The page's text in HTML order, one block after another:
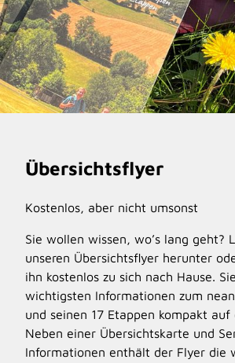
Übersichtsflyer
Kostenlos, aber nicht umsonst
Sie wollen wissen, wo’s lang geht?
unseren Übersichtsflyer herunter
ihn kostenlos zu sich nach Hause.
wichtigsten Informationen zum
und seinen 17 Etappen kompakt auf
Neben einer Übersichtskarte und
Informationen enthält der Flyer die